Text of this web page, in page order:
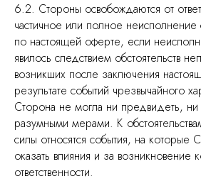
6.2. Стороны освобождаются от
частичное или полное неисполнение
по настоящей оферте, если
явилось следствием обстоятельств
возникших после заключения
результате событий чрезвычайного
Сторона не могла ни предвидеть, ни
разумными мерами. К
силы относятся события, на которые
оказать влияния и за возникновение
ответственности.